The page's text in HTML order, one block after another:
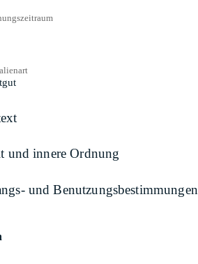
und innere Ordnung
und Benutzungsbestimmungen